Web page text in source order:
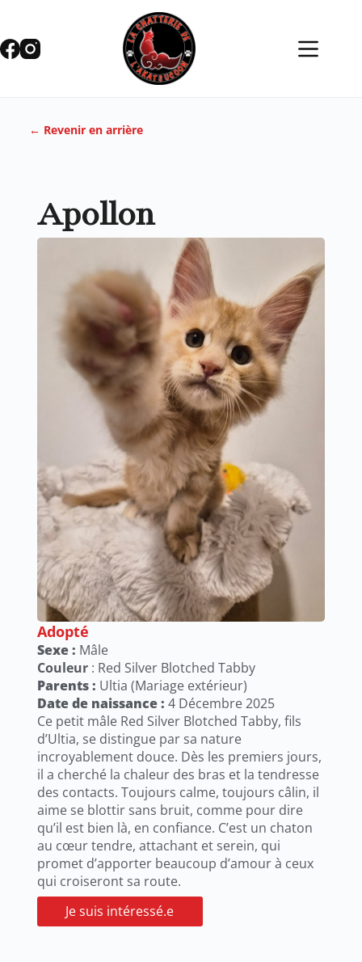
← Revenir en arrière
Apollon
Adopté
Sexe : Mâle
Couleur: Red Silver Blotched Tabby
Parents : Ultia (Mariage extérieur)
Date de naissance : 4 Décembre 2025
Ce petit mâle Red Silver Blotched Tabby, fils
d’Ultia, se distingue par sa nature
incroyablement douce. Dès les premiers jours,
il a cherché la chaleur des bras et la tendresse
des contacts. Toujours calme, toujours câlin, il
aime se blottir sans bruit, comme pour dire
qu’il est bien là, en confiance. C’est un chaton
au cœur tendre, attachant et serein, qui
promet d’apporter beaucoup d’amour à ceux
qui croiseront sa route.
Je suis intéressé.e